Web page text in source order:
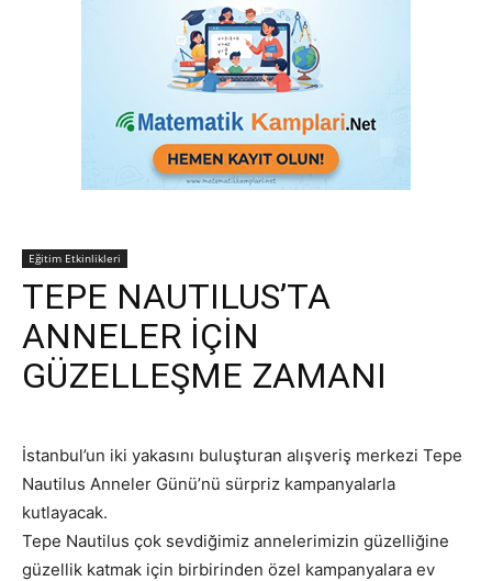
Eğitim Etkinlikleri
TEPE NAUTILUS’TA
ANNELER İÇİN
GÜZELLEŞME ZAMANI
İstanbul’un iki yakasını buluşturan alışveriş merkezi Tepe
Nautilus Anneler Günü’nü sürpriz kampanyalarla
kutlayacak.
Tepe Nautilus çok sevdiğimiz annelerimizin güzelliğine
güzellik katmak için birbirinden özel kampanyalara ev